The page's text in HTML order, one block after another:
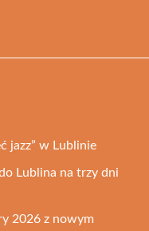
jazz” w Lublinie
Lublina na trzy dni
2026 z nowym